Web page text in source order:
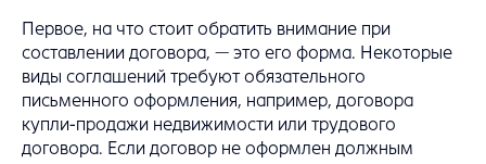
Первое, на что стоит обратить внимание при
составлении договора, — это его форма. Некоторые
виды соглашений требуют обязательного
письменного оформления, например, договора
купли-продажи недвижимости или трудового
договора. Если договор не оформлен должным